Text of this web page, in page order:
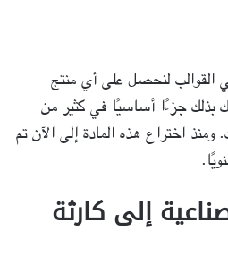
القوالب لنحصل على أي منتج
بذلك جزءًا أساسيًا في كثير من
ومنذ اختراع هذه المادة إلى الآن تم
إلى كارثة